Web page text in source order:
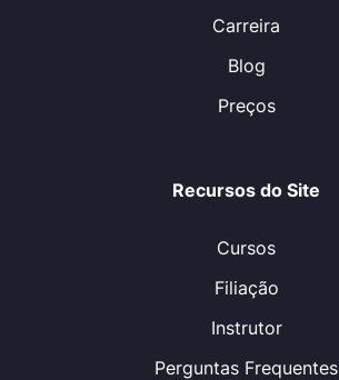
Carreira
Blog
Preços
Recursos do Site
Cursos
Filiação
Instrutor
Perguntas Frequentes